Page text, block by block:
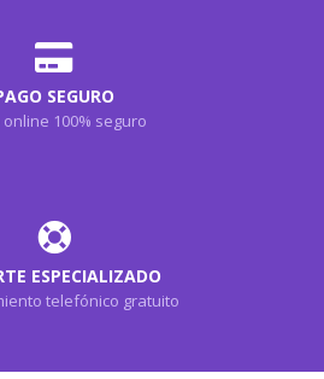
SEGURO
online 100% seguro
ESPECIALIZADO
telefónico gratuito